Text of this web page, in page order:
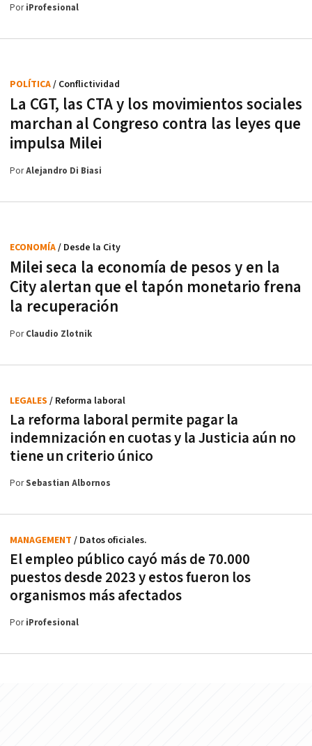
PoriProfesional
La CGT, las CTA y los movimientos sociales
marchan al Congreso contra las leyes que
impulsa Milei
POLÍTICA/ Conflictividad
PorAlejandro Di Biasi
Milei seca la economía de pesos y en la
City alertan que el tapón monetario frena
la recuperación
ECONOMÍA/ Desde la City
PorClaudio Zlotnik
La reforma laboral permite pagar la
indemnización en cuotas y la Justicia aún no
tiene un criterio único
LEGALES / Reforma laboral
PorSebastian Albornos
El empleo público cayó más de 70.000
puestos desde 2023 y estos fueron los
organismos más afectados
MANAGEMENT / Datos oficiales.
PoriProfesional